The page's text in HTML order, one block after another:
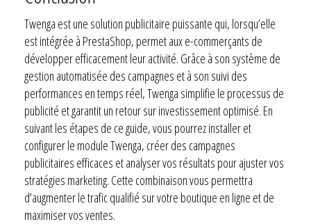
Twenga est une solution publicitaire puissante qui, lorsqu’elle
est intégrée à PrestaShop, permet aux e-commerçants de
développer efficacement leur activité. Grâce à son système de
gestion automatisée des campagnes et à son suivi des
performances en temps réel, Twenga simplifie le processus de
publicité et garantit un retour sur investissement optimisé. En
suivant les étapes de ce guide, vous pourrez installer et
configurer le module Twenga, créer des campagnes
publicitaires efficaces et analyser vos résultats pour ajuster vos
stratégies marketing. Cette combinaison vous permettra
d’augmenter le trafic qualifié sur votre boutique en ligne et de
maximiser vos ventes.